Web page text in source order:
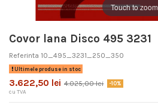
Touch to zoom
Covor lana Disco 495 3231
Referinta 10_495_3231_250_350
Ultimele produse in stoc
3.622,50 lei 4.025,00 lei -10%
cu TVA